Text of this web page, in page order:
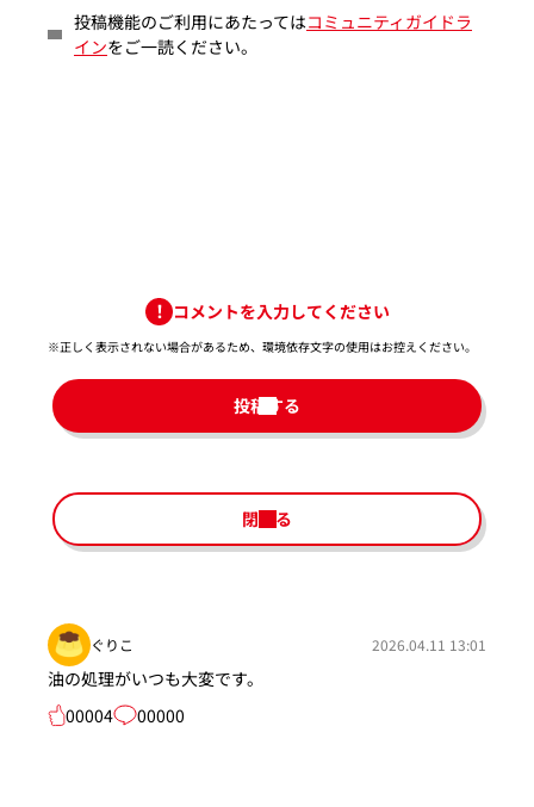
投稿機能のご利用にあたってはコミュニティガイドラ
インをご一読ください。
コメントを入力してください
※正しく表示されない場合があるため、環境依存文字の使用はお控えください。​
投稿する
閉じる
ぐりこ 2026.04.11 13:01
油の処理がいつも大変です。
00004
00000